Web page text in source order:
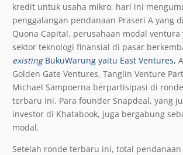
kredit untuk usaha mikro, hari ini
penggalangan pendanaan Praseri A yang
Quona Capital, perusahaan modal
sektor teknologi finansial di pasar
existingBukuWarung yaitu East Ventures,
Golden Gate Ventures, Tanglin Venture
Michael Sampoerna berpartisipasi di
terbaru ini. Para founder Snapdeal, yang
investor di Khatabook, juga bergabung
modal.
Setelah ronde terbaru ini, total pendanaan